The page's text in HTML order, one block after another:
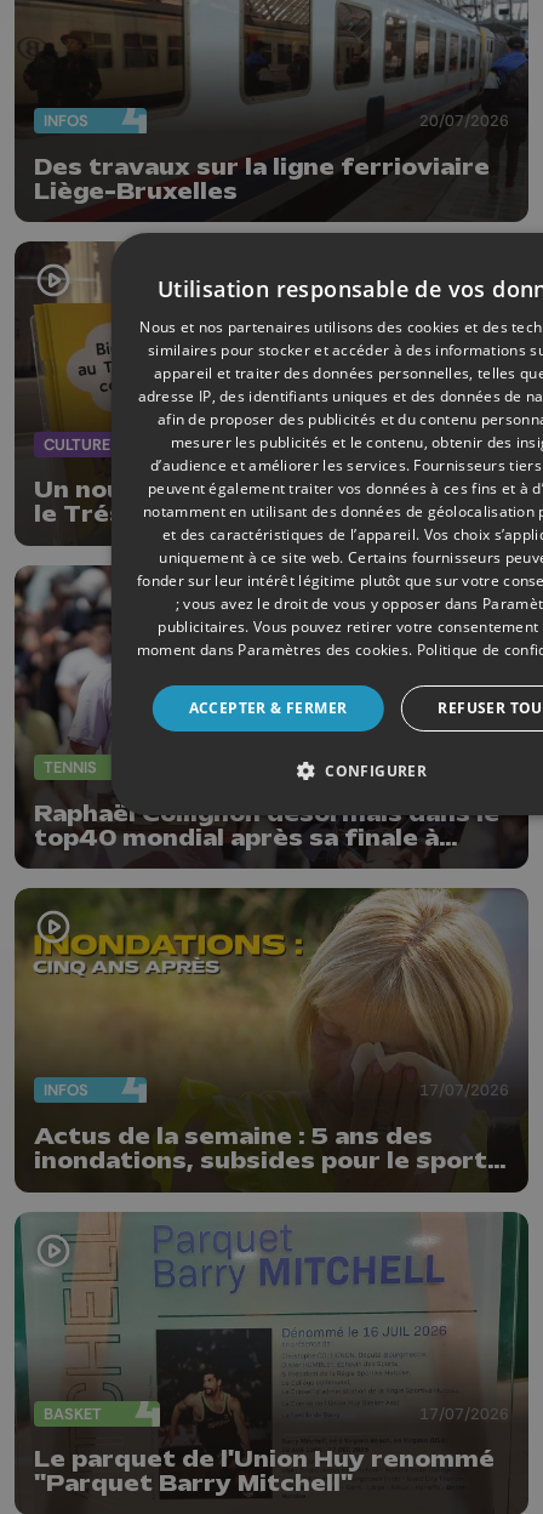
INFOS 20/07/2026
Des travaux sur la ligne ferrioviaire
Liège-Bruxelles
CULTURE 20/07/2026
Un nouveau livret pour transmettre
le Trésor de la Collégiale aux
TENNIS 20/07/2026
Raphaël Collignon désormais dans le
top40 mondial après sa finale à
Gstaad
INFOS 17/07/2026
Actus de la semaine : 5 ans des
inondations, subsides pour le sport
BASKET 17/07/2026
Le parquet de l'Union Huy renommé
"Parquet Barry Mitchell"
Utilisation responsable de vos
Nous et nos partenaires utilisons des cookies et des
similaires pour stocker et accéder à des informations
appareil et traiter des données personnelles, telles
adresse IP, des identifiants uniques et des données de
afin de proposer des publicités et du contenu
mesurer les publicités et le contenu, obtenir des
d’audience et améliorer les services. Fournisseurs
peuvent également traiter vos données à ces fins et à
notamment en utilisant des données de géolocalisation
et des caractéristiques de l’appareil. Vos choix
uniquement à ce site web. Certains fournisseurs
fonder sur leur intérêt légitime plutôt que sur votre
; vous avez le droit de vous y opposer dans
publicitaires. Vous pouvez retirer votre
moment dans Paramètres des cookies. Politique de
ACCEPTER & FERMER REFUSER
CONFIGURER